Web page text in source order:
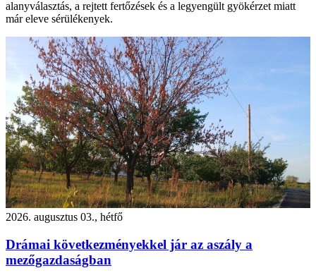
alanyválasztás, a rejtett fertőzések és a legyengült gyökérzet miatt
már eleve sérülékenyek.
2026. augusztus 03., hétfő
Drámai következményekkel jár az aszály a
mezőgazdaságban